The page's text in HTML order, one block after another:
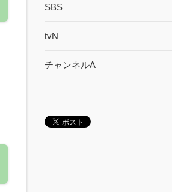
SBS
tvN
チャンネルA